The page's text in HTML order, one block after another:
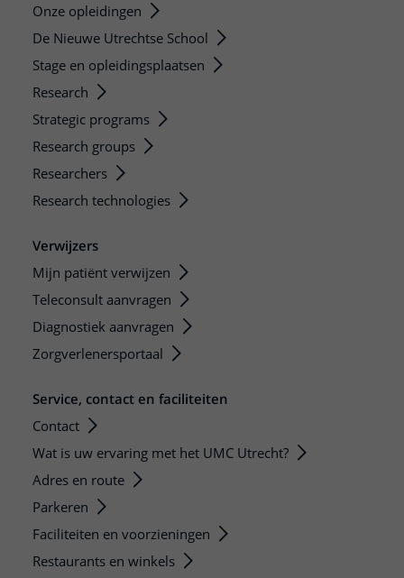
Onze opleidingen
De Nieuwe Utrechtse School
Stage en opleidingsplaatsen
Research
Strategic programs
Research groups
Researchers
Research technologies
Verwijzers
Mijn patiënt verwijzen
Teleconsult aanvragen
Diagnostiek aanvragen
Zorgverlenersportaal
Service, contact en faciliteiten
Contact
Wat is uw ervaring met het UMC Utrecht?
Adres en route
Parkeren
Faciliteiten en voorzieningen
Restaurants en winkels